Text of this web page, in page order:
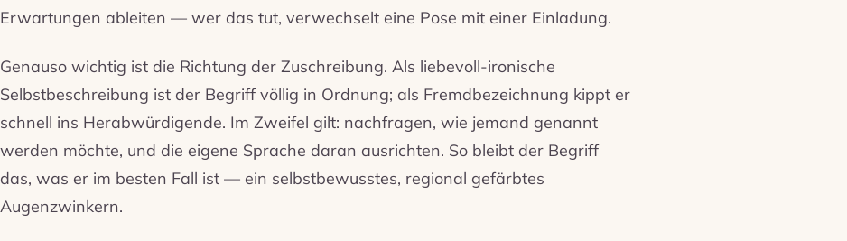
Erwartungen ableiten — wer das tut, verwechselt eine Pose mit einer Einladung.
Genauso wichtig ist die Richtung der Zuschreibung. Als liebevoll-ironische
Selbstbeschreibung ist der Begriff völlig in Ordnung; als Fremdbezeichnung kippt er
schnell ins Herabwürdigende. Im Zweifel gilt: nachfragen, wie jemand genannt
werden möchte, und die eigene Sprache daran ausrichten. So bleibt der Begriff
das, was er im besten Fall ist — ein selbstbewusstes, regional gefärbtes
Augenzwinkern.